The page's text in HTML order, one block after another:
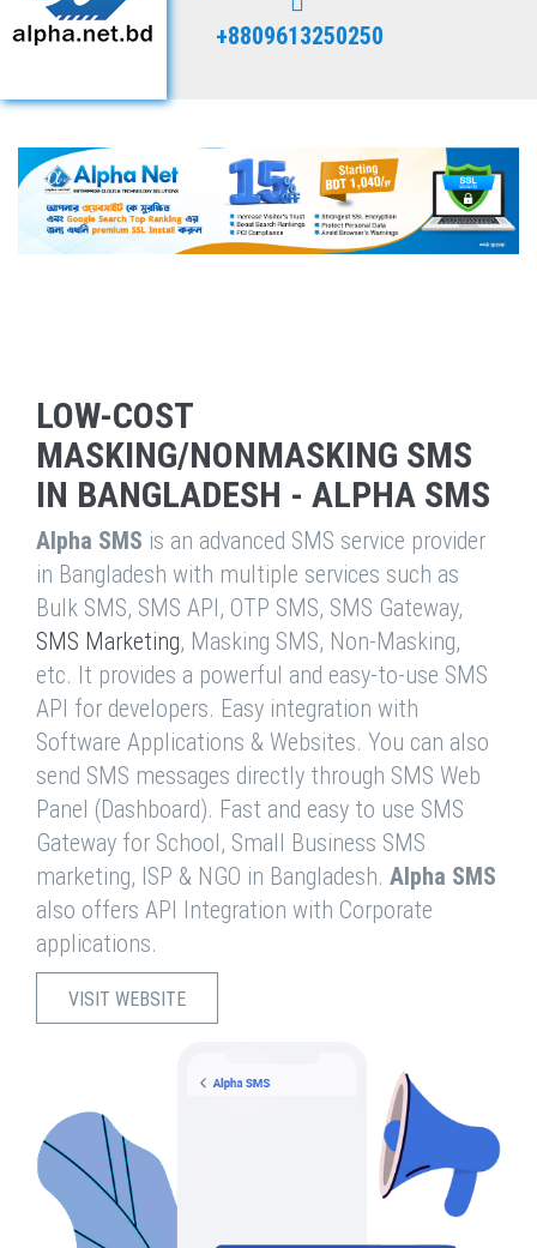
+8809613250250
LOW-COST
MASKING/NONMASKING SMS
IN BANGLADESH - ALPHA SMS
Alpha SMS is an advanced SMS service provider
in Bangladesh with multiple services such as
Bulk SMS, SMS API, OTP SMS, SMS Gateway,
SMS Marketing, Masking SMS, Non-Masking,
etc. It provides a powerful and easy-to-use SMS
API for developers. Easy integration with
Software Applications & Websites. You can also
send SMS messages directly through SMS Web
Panel (Dashboard). Fast and easy to use SMS
Gateway for School, Small Business SMS
marketing, ISP & NGO in Bangladesh. Alpha SMS
also offers API Integration with Corporate
applications.
VISIT WEBSITE